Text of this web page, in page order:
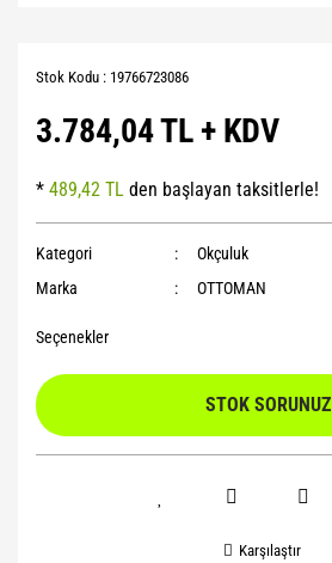
Stok Kodu : 19766723086
3.784,04 TL + KDV
* 489,42 TL den başlayan taksitlerle!
Kategori
Okçuluk
Marka
OTTOMAN
Seçenekler
STOK SORUNUZ
Karşılaştır